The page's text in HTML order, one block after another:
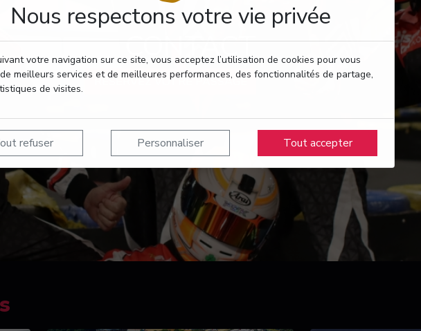
Nous respectons votre vie privée
votre navigation sur ce site, vous acceptez l’utilisation de cookies pour vous
meilleurs services et de meilleures performances, des fonctionnalités de partage,
de visites.
refuser Personnaliser Tout accepter
CONTACT
RÉSERVEZ VOTRE PASSAGE